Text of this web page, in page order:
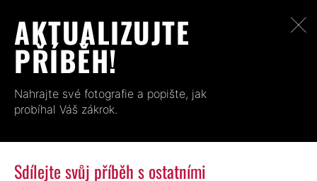
AKTUALIZUJTE
PŘÍBĚH!
Nahrajte své fotografie a popište, jak
probíhal Váš zákrok.
Sdílejte svůj příběh s ostatními